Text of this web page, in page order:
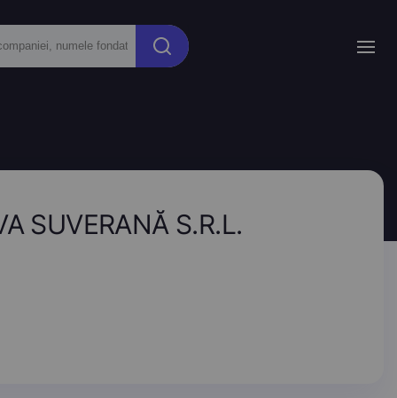
SUVERANĂ S.R.L.